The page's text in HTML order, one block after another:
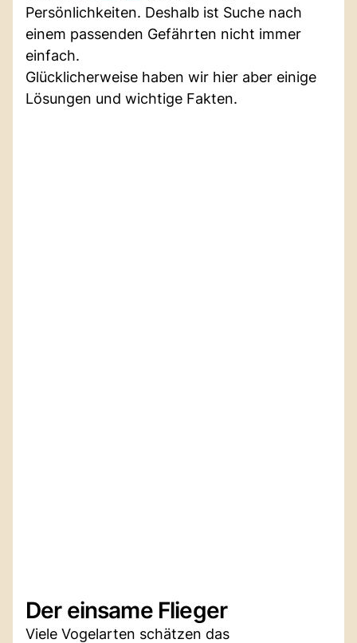
Persönlichkeiten. Deshalb ist Suche nach
einem passenden Gefährten nicht immer
einfach.
Glücklicherweise haben wir hier aber einige
Lösungen und wichtige Fakten.
Der einsame Flieger
Viele Vogelarten schätzen das